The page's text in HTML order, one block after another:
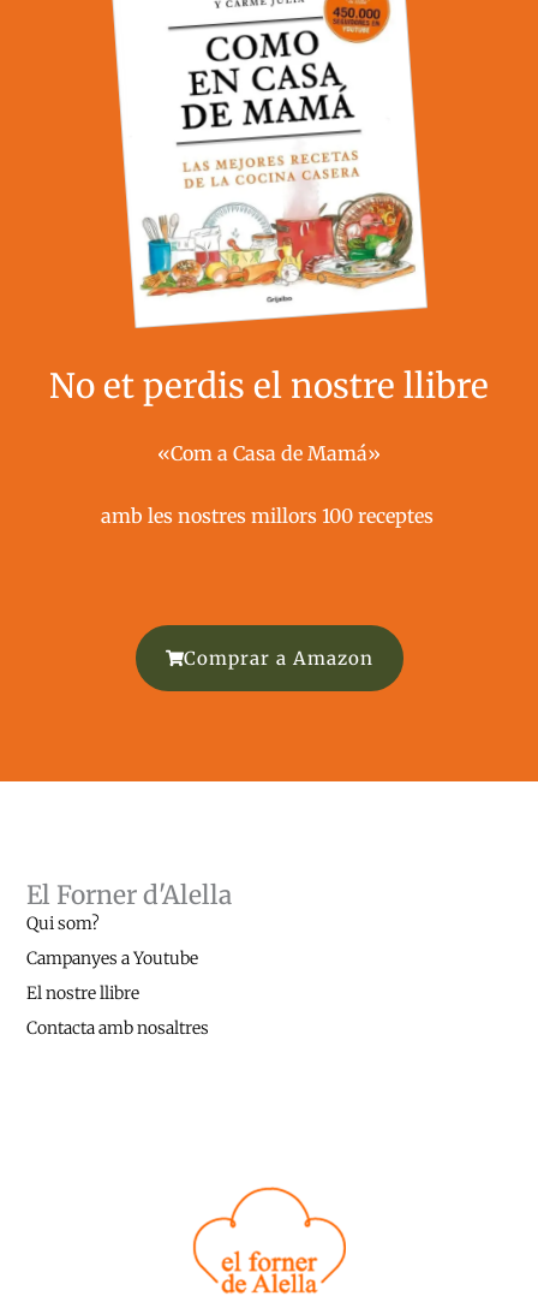
No et perdis el nostre llibre
«Com a Casa de Mamá»
amb les nostres millors 100 receptes ​
Comprar a Amazon
El Forner d'Alella
Qui som?
Campanyes a Youtube
El nostre llibre
Contacta amb nosaltres